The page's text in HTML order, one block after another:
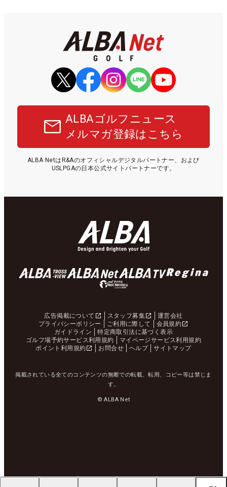
ALBAゴルフニュース
メルマガ登録はこちら
ALBA NetはR&Aのオフィシャルデジタルパートナー、および
USLPGAの日本公式サイトパートナーです。
広告掲載について スタッフ募集
運営会社
プライバシーポリシー
ご利用に際して
会員規約
ガイドライン
特定商取引法に基づく表示
ゴルフ場予約サービス利用規約
マイページサービス利用規約
ポイント利用規約
お問合せ ヘルプ サイトマップ
掲載されている全てのコンテンツの無断での転載、転用、コピー等は禁じま
す。
© ALBA Net